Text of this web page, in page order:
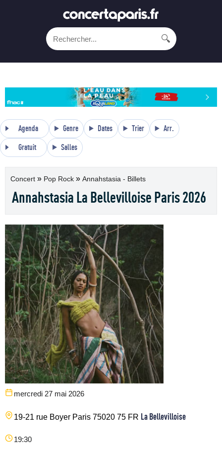
🔍
Agenda Genre Dates Trier Arr.
Gratuit Salles
Concert » Pop Rock » Annahstasia - Billets
Annahstasia La Bellevilloise Paris 2026
mercredi 27 mai 2026
19-21 rue Boyer Paris 75020 75 FR La Bellevilloise
19:30